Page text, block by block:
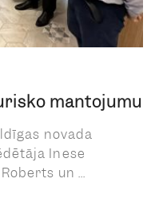
mantojumu
novada
Inese
un ...